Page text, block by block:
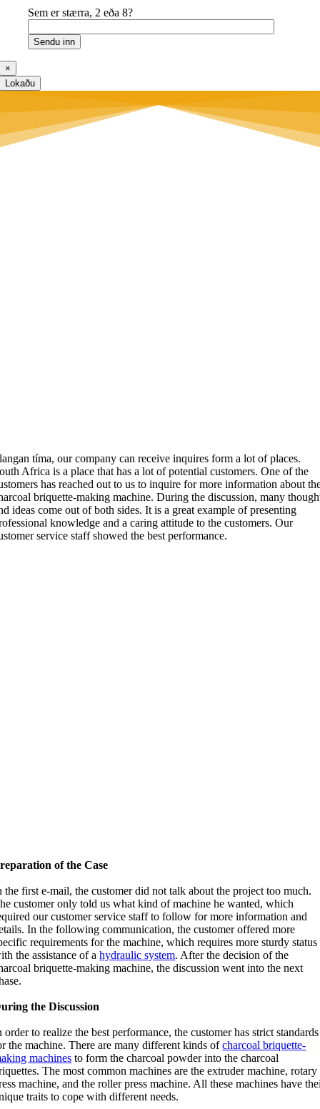
Sem er stærra, 2 eða 8?
×
Lokaðu
tíma,our company can receive inquires form a lot of places.
Africa is a place that has a lot of potential customers.One of the
has reached out to us to inquire for more information about
briquette-making machine.During the discussion,many
ideas come out of both sides.It is a great example of presenting
knowledge and a caring attitude to the customers.Our
service staff showed the best performance.
of the Case
the first e-mail,the customer did not talk about the project too much.
customer only told us what kind of machine he wanted,which
our customer service staff to follow for more information and
.In the following communication,the customer offered more
requirements for the machine,which requires more sturdy status
the assistance of a hydraulic system. After the decision of the
briquette-making machine,the discussion went into the next
.
the Discussion
order to realize the best performance,the customer has strict standards
the machine.There are many different kinds of charcoal briquette-
machines to form the charcoal powder into the charcoal
.The most common machines are the extruder machine,rotary
machine,and the roller press machine. All these machines have
traits to cope with different needs.